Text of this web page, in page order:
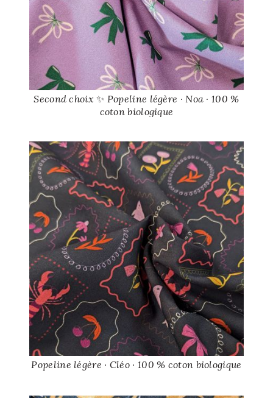
Second choix ✨ Popeline légère · Noa · 100 %
coton biologique
Popeline légère · Cléo · 100 % coton biologique